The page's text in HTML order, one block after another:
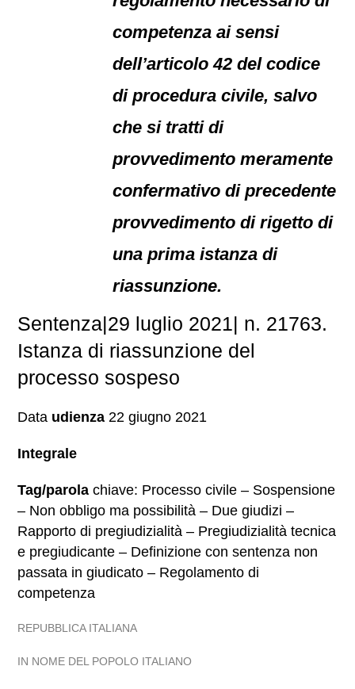
competenza ai sensi
dell’articolo 42 del codice
di procedura civile, salvo
che si tratti di
provvedimento meramente
confermativo di precedente
provvedimento di rigetto di
una prima istanza di
riassunzione.
Sentenza|29 luglio 2021| n. 21763.
Istanza di riassunzione del
processo sospeso
Data udienza 22 giugno 2021
Integrale
Tag/parola chiave: Processo civile – Sospensione
– Non obbligo ma possibilità – Due giudizi –
Rapporto di pregiudizialità – Pregiudizialità tecnica
e pregiudicante – Definizione con sentenza non
passata in giudicato – Regolamento di
competenza
REPUBBLICA ITALIANA
IN NOME DEL POPOLO ITALIANO